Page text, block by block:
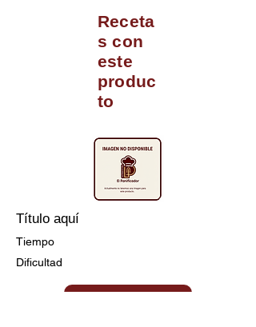
Receta
s con
este
produc
to
Título aquí
Tiempo
Dificultad